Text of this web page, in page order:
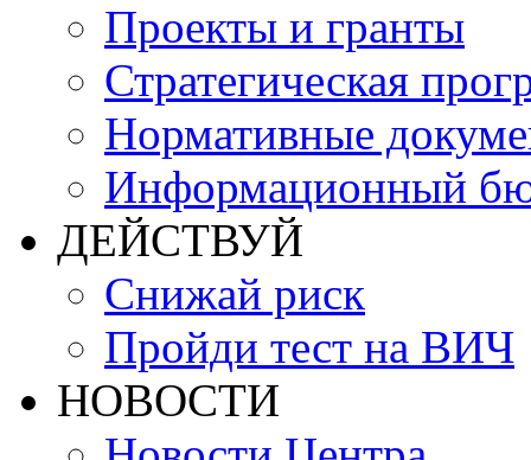
Проекты и гранты
Стратегическая
Нормативные
Информационный
ДЕЙСТВУЙ
Снижай риск
Пройди тест на ВИЧ
НОВОСТИ